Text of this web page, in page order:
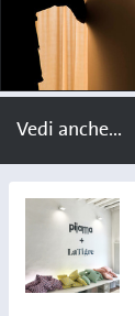
Different Bodies
Chiara Pastori
Different Bodies
Chiara Pastori
Vedi anche...